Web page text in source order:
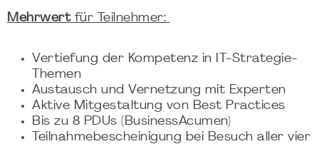
Mehrwertfür Teilnehmer:
Vertiefung der Kompetenz in IT-Strategie-
Themen
Austausch und Vernetzung mit Experten
Aktive Mitgestaltung von Best Practices
Bis zu 8 PDUs (BusinessAcumen)
Teilnahmebescheinigung bei Besuch aller vier